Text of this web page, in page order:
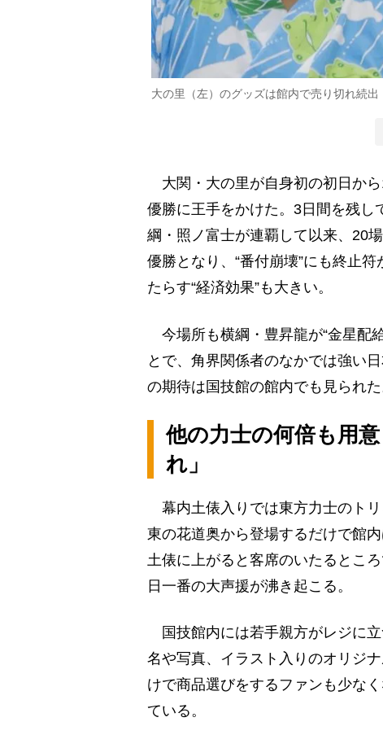
大の里（左）のグッズは館内で売り切れ続出
大関・大の里が自身初の初日か
優勝に王手をかけた。3日間を残し
綱・照ノ富士が連覇して以来、20
優勝となり、“番付崩壊”にも終止
たらす“経済効果”も大きい。
今場所も横綱・豊昇龍が“金星配
とで、角界関係者のなかでは強い
の期待は国技館の館内でも見られた
他の力士の何倍も用
れ」
幕内土俵入りでは東方力士のト
東の花道奥から登場するだけで館
土俵に上がると客席のいたるとこ
日一番の大声援が沸き起こる。
国技館内には若手親方がレジに
名や写真、イラスト入りのオリジ
けで商品選びをするファンも少な
ている。